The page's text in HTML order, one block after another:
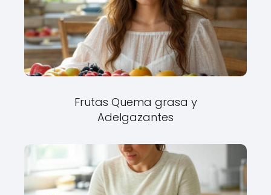
Frutas Quema grasa y
Adelgazantes